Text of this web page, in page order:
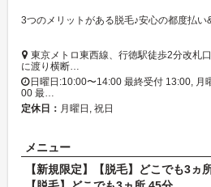
東京メトロ東西線、行徳駅徒歩2分改札
に渡り横断…
日曜日:10:00〜14:00 最終受付 13:00, 月
00 最…
定休日： 月曜日, 祝日
メニュー